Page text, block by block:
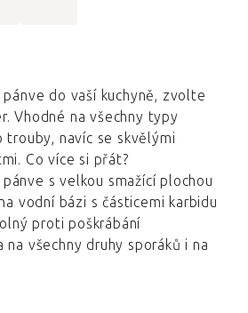
do vaší kuchyně, zvolte
Vhodné na všechny typy
trouby, navíc se skvělými
Co více si přát?
s velkou smažící plochou
vodní bázi s částicemi karbidu
proti poškrábání
na všechny druhy sporáků i na